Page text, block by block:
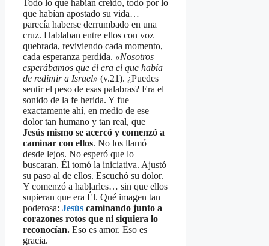
Todo lo que habían creído, todo por lo
que habían apostado su vida…
parecía haberse derrumbado en una
cruz. Hablaban entre ellos con voz
quebrada, reviviendo cada momento,
cada esperanza perdida. «Nosotros
esperábamos que él era el que había
de redimir a Israel» (v.21). ¿Puedes
sentir el peso de esas palabras? Era el
sonido de la fe herida. Y fue
exactamente ahí, en medio de ese
dolor tan humano y tan real, que
Jesús mismo se acercó y comenzó a
caminar con ellos. No los llamó
desde lejos. No esperó que lo
buscaran. Él tomó la iniciativa. Ajustó
su paso al de ellos. Escuchó su dolor.
Y comenzó a hablarles… sin que ellos
supieran que era Él. Qué imagen tan
poderosa: Jesús caminando junto a
corazones rotos que ni siquiera lo
reconocían. Eso es amor. Eso es
gracia.